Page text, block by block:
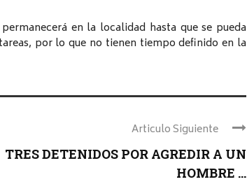
en la localidad hasta que se pueda
por lo que no tienen tiempo definido en la
Articulo Siguiente
TRES DETENIDOS POR AGREDIR A UN
HOMBRE ...